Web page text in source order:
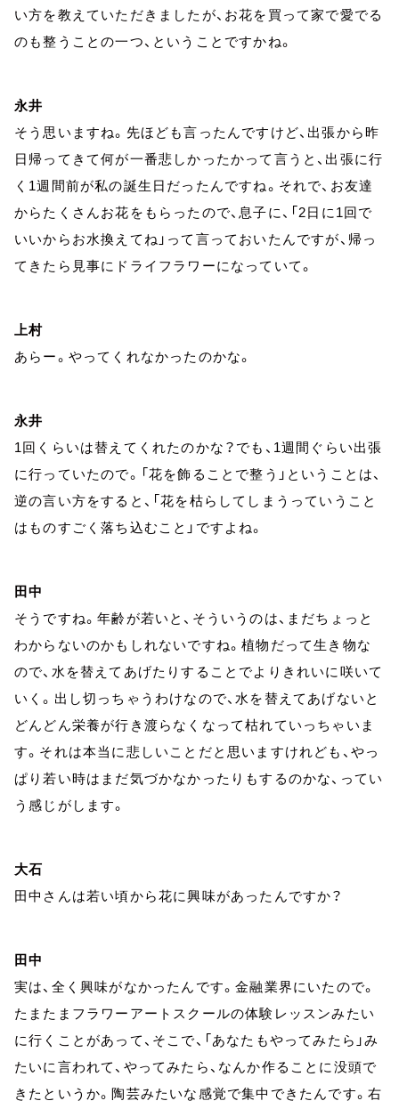
い方を教えていただきましたが、お花を買って家で愛でる
のも整うことの一つ、ということですかね。
永井
そう思いますね。先ほども言ったんですけど、出張から昨
日帰ってきて何が一番悲しかったかって言うと、出張に行
く1週間前が私の誕生日だったんですね。それで、お友達
からたくさんお花をもらったので、息子に、「2日に1回で
いいからお水換えてね」って言っておいたんですが、帰っ
てきたら見事にドライフラワーになっていて。
上村
あらー。やってくれなかったのかな。
永井
1回くらいは替えてくれたのかな？でも、1週間ぐらい出張
に行っていたので。「花を飾ることで整う」ということは、
逆の言い方をすると、「花を枯らしてしまうっていうこと
はものすごく落ち込むこと」ですよね。
田中
そうですね。年齢が若いと、そういうのは、まだちょっと
わからないのかもしれないですね。植物だって生き物な
ので、水を替えてあげたりすることでよりきれいに咲いて
いく。出し切っちゃうわけなので、水を替えてあげないと
どんどん栄養が行き渡らなくなって枯れていっちゃいま
す。それは本当に悲しいことだと思いますけれども、やっ
ぱり若い時はまだ気づかなかったりもするのかな、ってい
う感じがします。
大石
田中さんは若い頃から花に興味があったんですか？
田中
実は、全く興味がなかったんです。金融業界にいたので。
たまたまフラワーアートスクールの体験レッスンみたい
に行くことがあって、そこで、「あなたもやってみたら」み
たいに言われて、やってみたら、なんか作ることに没頭で
きたというか。陶芸みたいな感覚で集中できたんです。右